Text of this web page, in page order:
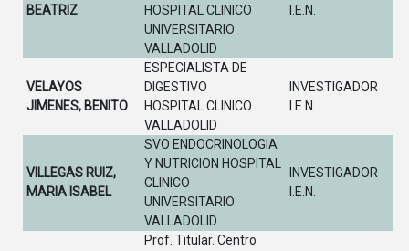
BEATRIZ
HOSPITAL CLINICO
UNIVERSITARIO
VALLADOLID
I.E.N.
VELAYOS
JIMENES, BENITO
ESPECIALISTA DE
DIGESTIVO
HOSPITAL CLINICO
VALLADOLID
INVESTIGADOR
I.E.N.
VILLEGAS RUIZ,
MARIA ISABEL
SVO ENDOCRINOLOGIA
Y NUTRICION HOSPITAL
CLINICO
UNIVERSITARIO
VALLADOLID
INVESTIGADOR
I.E.N.
Prof. Titular. Centro